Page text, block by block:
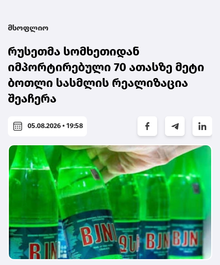
მსოფლიო
რუსეთმა სომხეთიდან
იმპორტირებული 70 ათასზე მეტი
ბოთლი სასმლის რეალიზაცია
შეაჩერა
05.08.2026 • 19:58